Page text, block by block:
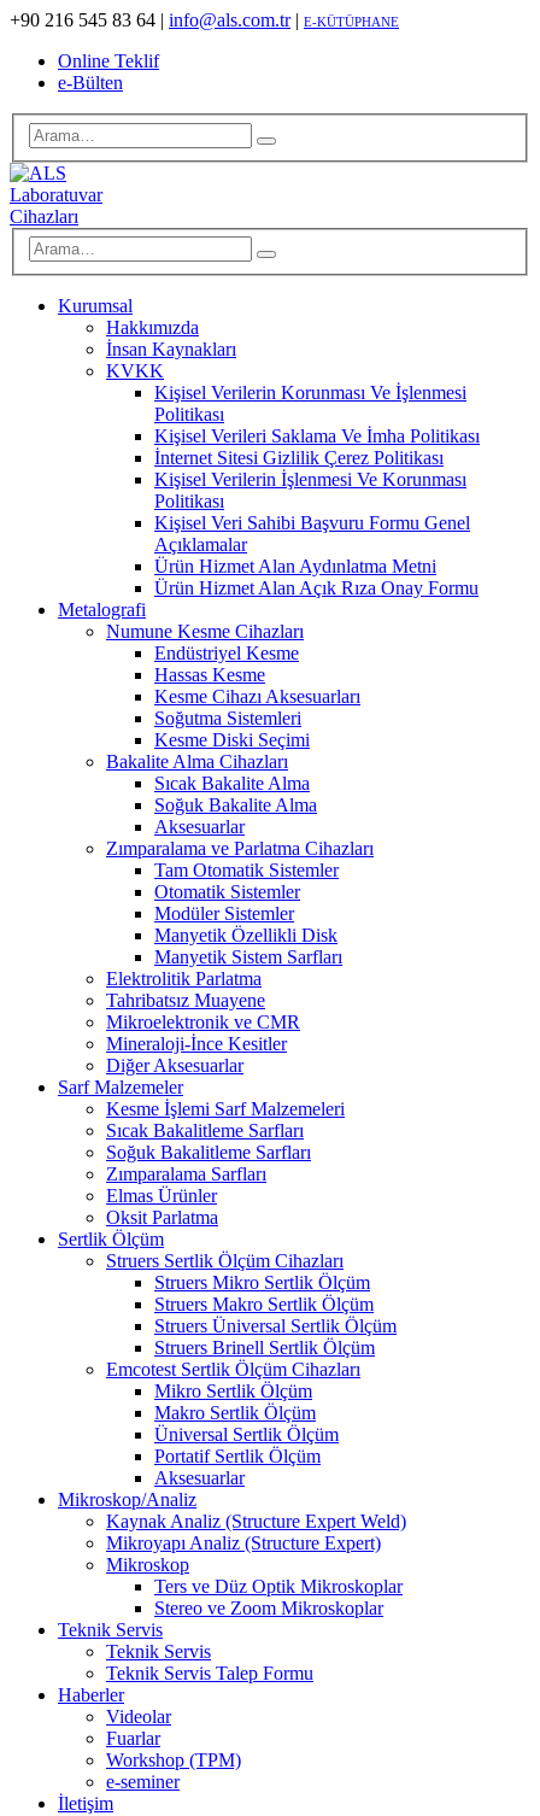
+90 216 545 83 64 | info@als.com.tr| E-KÜTÜPHANE
Online Teklif
e-Bülten
Kurumsal
Hakkımızda
İnsan Kaynakları
KVKK
Kişisel Verilerin Korunması Ve İşlenmesi
Politikası
Kişisel Verileri Saklama Ve İmha Politikası
İnternet Sitesi Gizlilik Çerez Politikası
Kişisel Verilerin İşlenmesi Ve Korunması
Politikası
Kişisel Veri Sahibi Başvuru Formu Genel
Açıklamalar
Ürün Hizmet Alan Aydınlatma Metni
Ürün Hizmet Alan Açık Rıza Onay Formu
Metalografi
Numune Kesme Cihazları
Endüstriyel Kesme
Hassas Kesme
Kesme Cihazı Aksesuarları
Soğutma Sistemleri
Kesme Diski Seçimi
Bakalite Alma Cihazları
Sıcak Bakalite Alma
Soğuk Bakalite Alma
Aksesuarlar
Zımparalama ve Parlatma Cihazları
Tam Otomatik Sistemler
Otomatik Sistemler
Modüler Sistemler
Manyetik Özellikli Disk
Manyetik Sistem Sarfları
Elektrolitik Parlatma
Tahribatsız Muayene
Mikroelektronik ve CMR
Mineraloji-İnce Kesitler
Diğer Aksesuarlar
Sarf Malzemeler
Kesme İşlemi Sarf Malzemeleri
Sıcak Bakalitleme Sarfları
Soğuk Bakalitleme Sarfları
Zımparalama Sarfları
Elmas Ürünler
Oksit Parlatma
Sertlik Ölçüm
Struers Sertlik Ölçüm Cihazları
Struers Mikro Sertlik Ölçüm
Struers Makro Sertlik Ölçüm
Struers Üniversal Sertlik Ölçüm
Struers Brinell Sertlik Ölçüm
Emcotest Sertlik Ölçüm Cihazları
Mikro Sertlik Ölçüm
Makro Sertlik Ölçüm
Üniversal Sertlik Ölçüm
Portatif Sertlik Ölçüm
Aksesuarlar
Mikroskop/Analiz
Kaynak Analiz (Structure Expert Weld)
Mikroyapı Analiz (Structure Expert)
Mikroskop
Ters ve Düz Optik Mikroskoplar
Stereo ve Zoom Mikroskoplar
Teknik Servis
Teknik Servis
Teknik Servis Talep Formu
Haberler
Videolar
Fuarlar
Workshop (TPM)
e-seminer
İletişim